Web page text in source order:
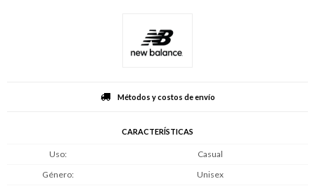
Métodos y costos de envío
CARACTERÍSTICAS
Uso
Casual
Género
Unisex